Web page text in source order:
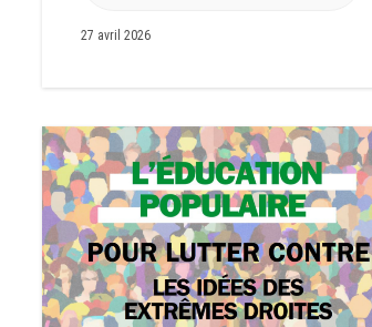
27 avril 2026